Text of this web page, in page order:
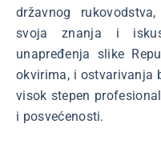
državnog
svoja znanja i
unapređenja slike
okvirima, i ostvarivanja
visok stepen
i posvećenosti.